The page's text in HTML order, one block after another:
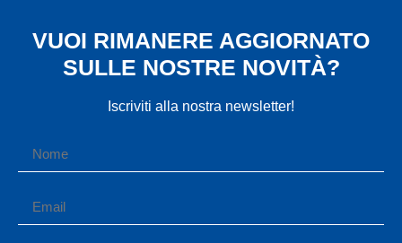
VUOI RIMANERE AGGIORNATO
SULLE NOSTRE NOVITÀ?
Iscriviti alla nostra newsletter!